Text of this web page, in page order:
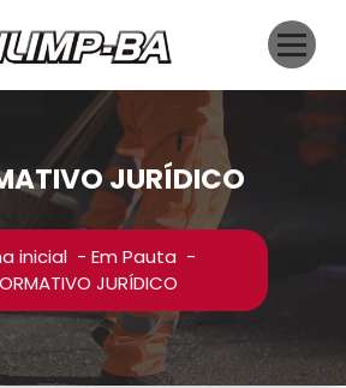
JURÍDICO
inicial- Em Pauta -
JURÍDICO